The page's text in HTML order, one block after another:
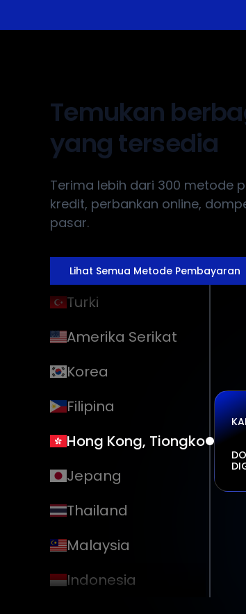
Temukan
yang tersedia
Terima lebih dari 300 metode
kredit, perbankan online,
pasar.
Lihat Semua Metode Pembayaran
Malaysia
Indonesia
Brazil
Singapura
Turki
Amerika Serikat
Korea
Filipina
Hong Kong, Tiongkok
Jepang
Thailand
Malaysia
Indonesia